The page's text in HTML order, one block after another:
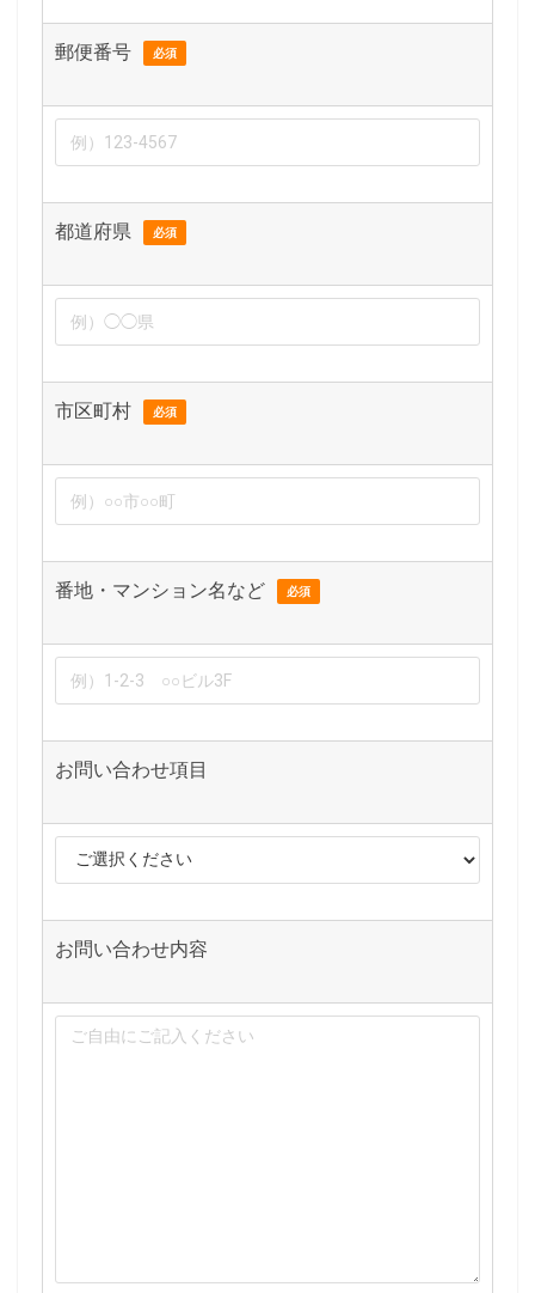
郵便番号 必須
都道府県 必須
市区町村 必須
番地・マンション名など 必須
お問い合わせ項目
お問い合わせ内容